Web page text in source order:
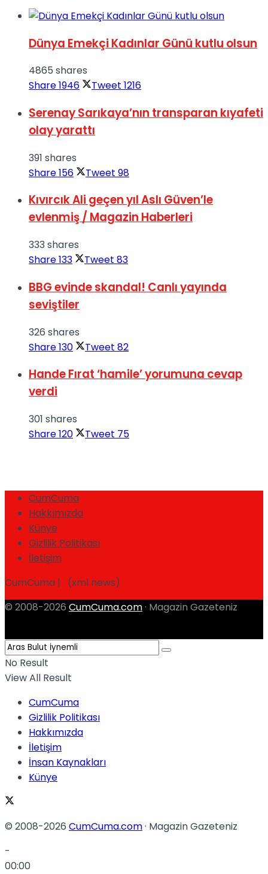
Dünya Emekçi Kadınlar Günü kutlu olsun
4865 shares
Share1946 Tweet 1216
Serenay Sarıkaya’nın transparan kıyafeti
olay yarattı
391 shares
Share156 Tweet 98
Kıvırcık Ali geçen yıl Aslı Güven’le
evlenmiş / Magazin Haberleri
333 shares
Share133 Tweet 83
BBG evinde skandal! Canlı yayında
seviştiler
326 shares
Share130 Tweet 82
Hande Fırat ‘hamile’ yorumuna cevap
verdi
301 shares
Share120 Tweet 75
CumCuma
Hakkımızda
Künye
Gizlilik Politikası
İletişim
CumCuma | (xml news)
© 2008-2026 CumCuma.com · Magazin Gazeteniz
No Result
View All Result
CumCuma
Gizlilik Politikası
Hakkımızda
İletişim
İnsan Kaynakları
Künye
© 2008-2026 CumCuma.com· Magazin Gazeteniz
-
00:00